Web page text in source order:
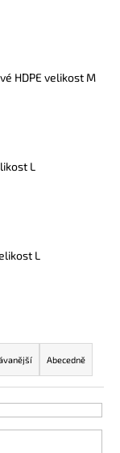
HDPE velikost M
L
L
Abecedně